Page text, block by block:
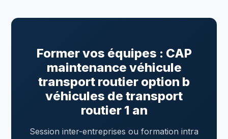
Former vos équipes : CAP
maintenance véhicule
transport routier option b
véhicules de transport
routier 1 an
Session inter-entreprises ou formation intra